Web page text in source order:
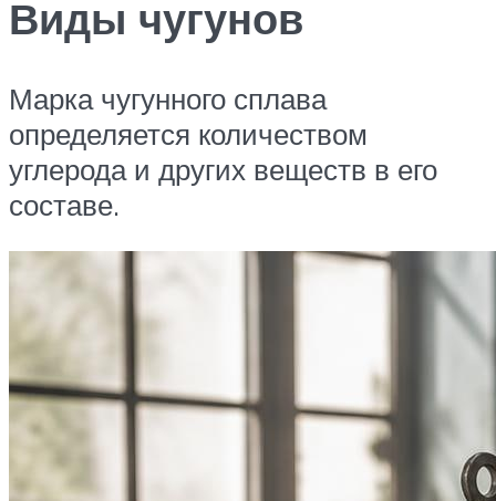
Виды чугунов
Марка чугунного сплава
определяется количеством
углерода и других веществ в его
составе.